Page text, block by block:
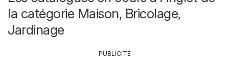
la catégorie Maison, Bricolage,
Jardinage
PUBLICITÉ